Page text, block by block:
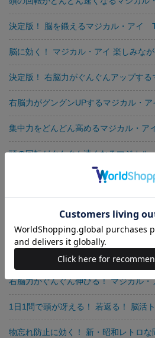
決定版！ 脳を鍛えるマジカル・アイ
脳に効く！ マジカル・アイ 楽しみなが
決定版！ 右脳力がぐんぐんアップする
右脳力がグングンUPするマジカル・ア
集中力をどんどん高めるマジカル・ア
頭の回転がぐんぐん速くなるマジカル
脳をどんどん鍛えるマジカル・アイ
右脳力を鍛えて「天才脳」を育てるマ
もっと集中力をどんどん高めるマジ
右脳力がぐんぐん伸びる！ マジカル・
1日1問で頭が冴える！ 若返る！ 脳活
物忘れ防止に効く！ 新・昭和レトロな